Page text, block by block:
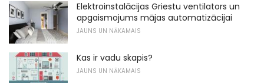
Elektroinstalācijas Griestu ventilators un
apgaismojums mājas automatizācijai
JAUNS UN NĀKAMAIS
Kas ir vadu skapis?
JAUNS UN NĀKAMAIS